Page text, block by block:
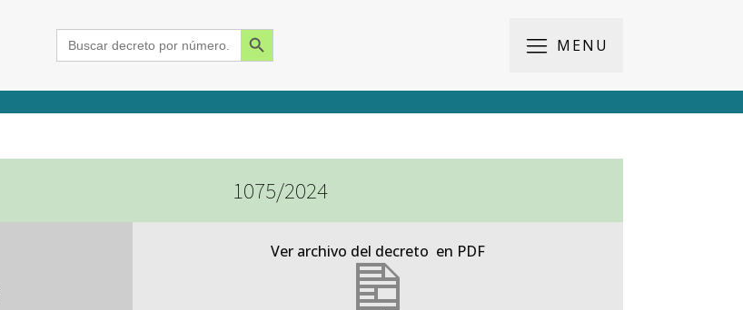
Search
for:
Search Button
MENU
2018
2017
2016
2015
1075/2024
Ver archivo del decreto en PDF